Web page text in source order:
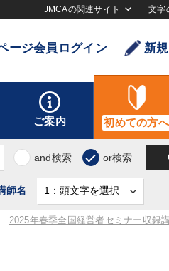
JMCAの関連サイト 文字
ージ会員ログイン 新
ご案内 初めての方へ
and検索 or検索
師名
2025年春季全国経営者セミナー収録